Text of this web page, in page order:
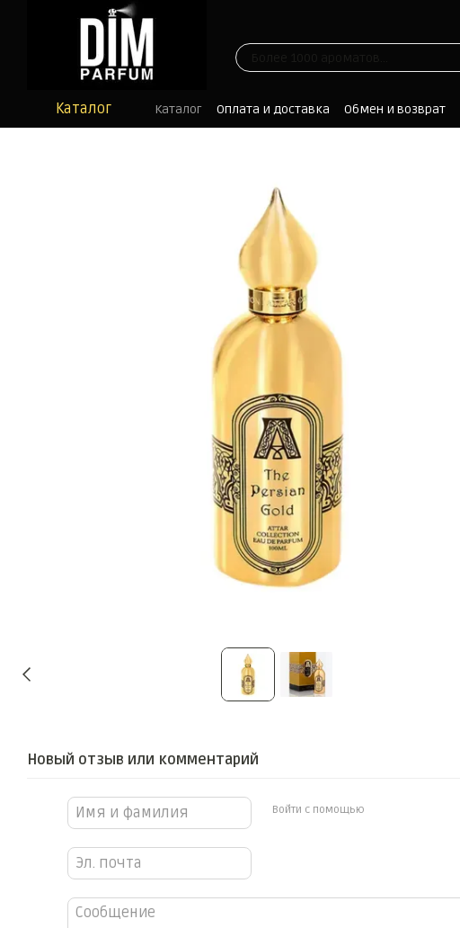
Перейти к основному контенту
Каталог Каталог Оплата и доставка Обмен и возврат
Отзывы
Блог
Новый отзыв или комментарий
Войти с помощью